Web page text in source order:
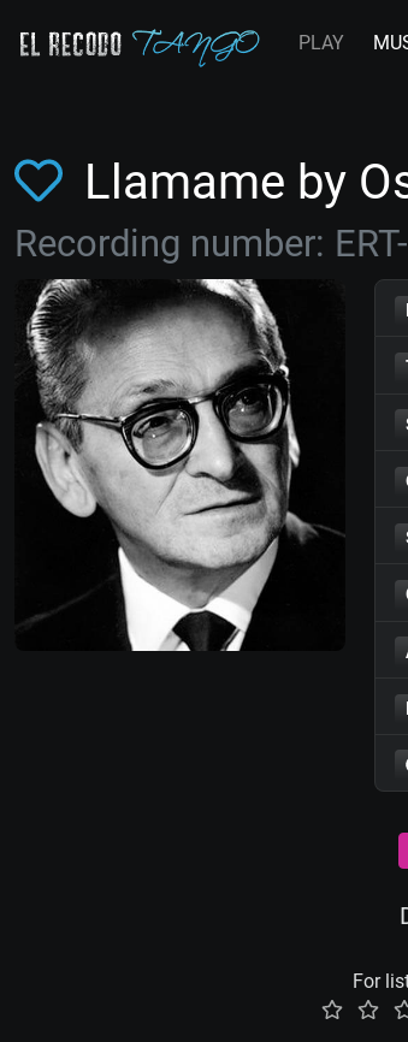
PLAY
Llamame by
Recording number:
For